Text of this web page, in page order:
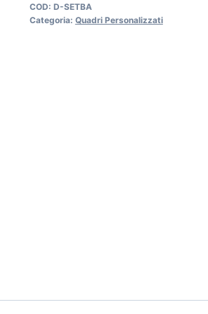
COD: D-SETBA
Categoria: Quadri Personalizzati